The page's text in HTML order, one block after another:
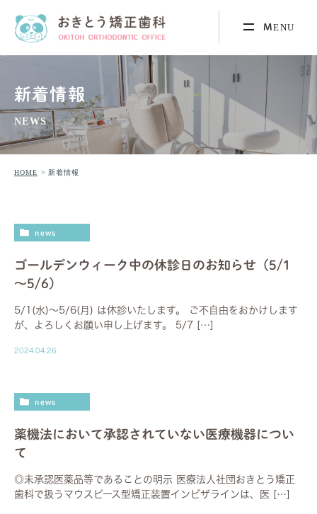
新着情報
NEWS
HOME 新着情報
news
ゴールデンウィーク中の休診日のお知らせ（5/1
～5/6）
5/1(水)～5/6(月) は休診いたします。 ご不自由をおかけします
が、よろしくお願い申し上げます。 5/7 […]
2024.04.26
news
薬機法において承認されていない医療機器につい
て
◎未承認医薬品等であることの明示 医療法人社団おきとう矯正
歯科で扱うマウスピース型矯正装置インビザラインは、医 […]